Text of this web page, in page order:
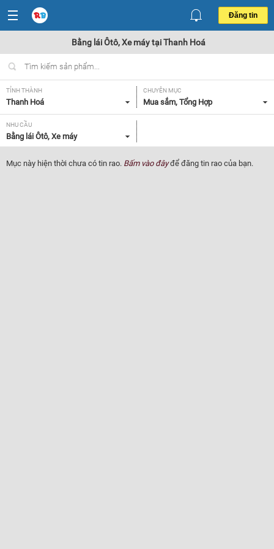
Đăng tin
Bằng lái Ôtô, Xe máy tại Thanh Hoá
TỈNH THÀNH
Thanh Hoá
CHUYÊN MỤC
Mua sắm, Tổng Hợp
NHU CẦU
Bằng lái Ôtô, Xe máy
Mục này hiện thời chưa có tin rao. Bấm vào đâyđể đăng tin rao của bạn.